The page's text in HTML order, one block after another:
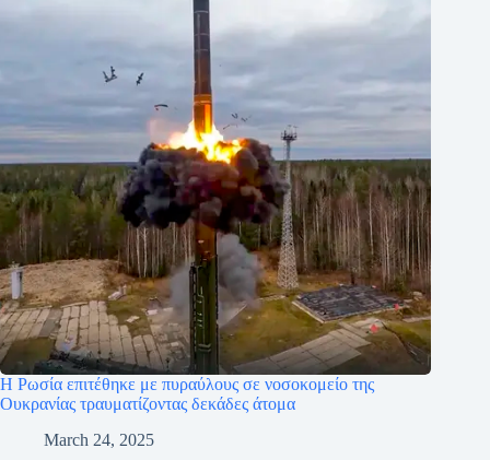
Η Ρωσία επιτέθηκε με πυραύλους σε νοσοκομείο της
Ουκρανίας τραυματίζοντας δεκάδες άτομα
March 24, 2025